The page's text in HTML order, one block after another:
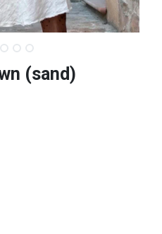
(sand)